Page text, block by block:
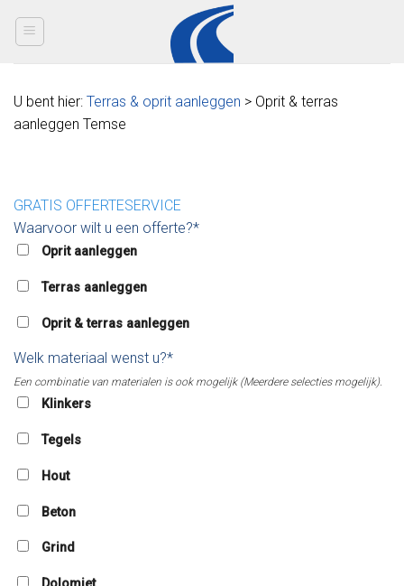
U bent hier: Terras & oprit aanleggen > Oprit & terras
aanleggen Temse
GRATIS OFFERTESERVICE
Waarvoor wilt u een offerte?*
Oprit aanleggen
Terras aanleggen
Oprit & terras aanleggen
Welk materiaal wenst u?*
Een combinatie van materialen is ook mogelijk (Meerdere selecties mogelijk).
Klinkers
Tegels
Hout
Beton
Grind